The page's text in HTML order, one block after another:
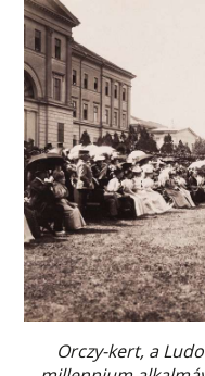
Orczy-kert, a